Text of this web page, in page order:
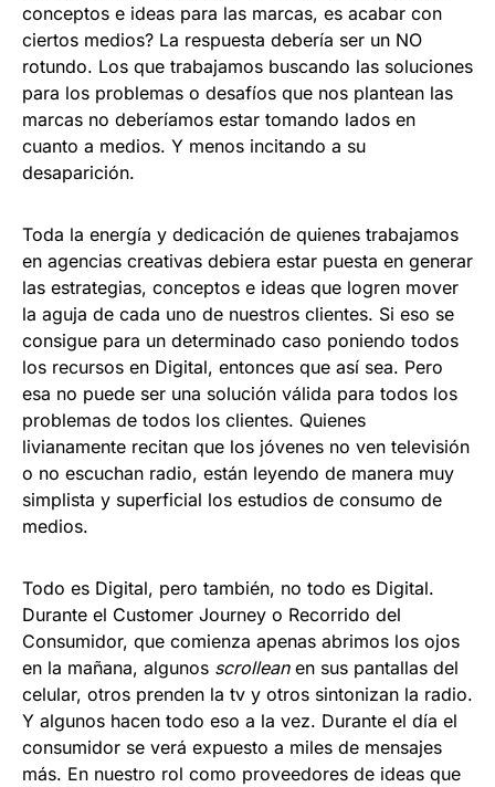
conceptos e ideas para las marcas, es acabar con
ciertos medios? La respuesta debería ser un NO
rotundo. Los que trabajamos buscando las soluciones
para los problemas o desafíos que nos plantean las
marcas no deberíamos estar tomando lados en
cuanto a medios. Y menos incitando a su
desaparición.
Toda la energía y dedicación de quienes trabajamos
en agencias creativas debiera estar puesta en generar
las estrategias, conceptos e ideas que logren mover
la aguja de cada uno de nuestros clientes. Si eso se
consigue para un determinado caso poniendo todos
los recursos en Digital, entonces que así sea. Pero
esa no puede ser una solución válida para todos los
problemas de todos los clientes. Quienes
livianamente recitan que los jóvenes no ven televisión
o no escuchan radio, están leyendo de manera muy
simplista y superficial los estudios de consumo de
medios.
Todo es Digital, pero también, no todo es Digital.
Durante el Customer Journey o Recorrido del
Consumidor, que comienza apenas abrimos los ojos
en la mañana, algunos scrolleanen sus pantallas del
celular, otros prenden la tv y otros sintonizan la radio.
Y algunos hacen todo eso a la vez. Durante el día el
consumidor se verá expuesto a miles de mensajes
más. En nuestro rol como proveedores de ideas que